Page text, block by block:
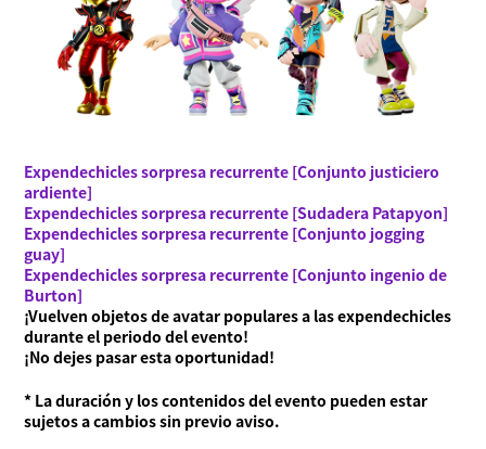
Expendechicles sorpresa recurrente [Conjunto justiciero
ardiente]
Expendechicles sorpresa recurrente [Sudadera Patapyon]
Expendechicles sorpresa recurrente [Conjunto jogging
guay]
Expendechicles sorpresa recurrente [Conjunto ingenio de
Burton]
¡Vuelven objetos de avatar populares a las expendechicles
durante el periodo del evento!
¡No dejes pasar esta oportunidad!
* La duración y los contenidos del evento pueden estar
sujetos a cambios sin previo aviso.